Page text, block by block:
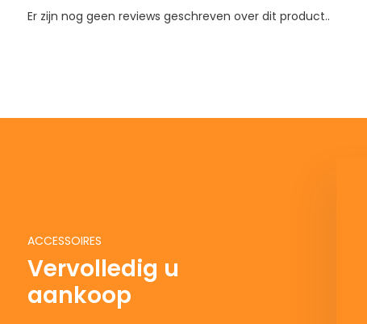
Er zijn nog geen reviews geschreven over dit product..
ACCESSOIRES
Vervolledig u
aankoop
€ 160,98